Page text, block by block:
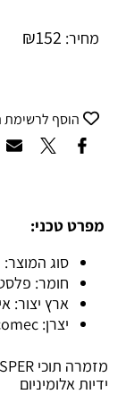
מחיר: ₪152
הוסף
מפרט טכני:
סוג
חומר:
ארץ יצור:
יצרן: Tecomec
מזמרה תוכי JASPER
ידיות אלומיניום